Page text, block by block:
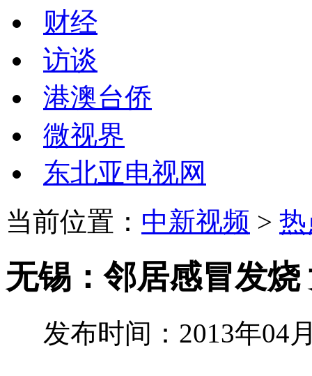
财经
访谈
港澳台侨
微视界
东北亚电视网
当前位置： 中新视频 >
无锡：邻居感冒发烧
发布时间：2013年04